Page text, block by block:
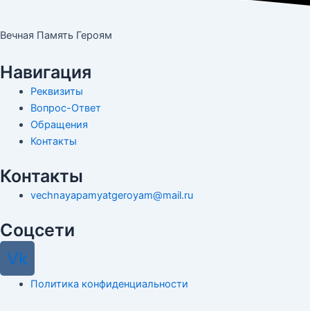
Вечная Память Героям
Навигация
Реквизиты
Вопрос-Ответ
Обращения
Контакты
Контакты
vechnayapamyatgeroyam@mail.ru
Соцсети
Vk
Политика конфиденциальности